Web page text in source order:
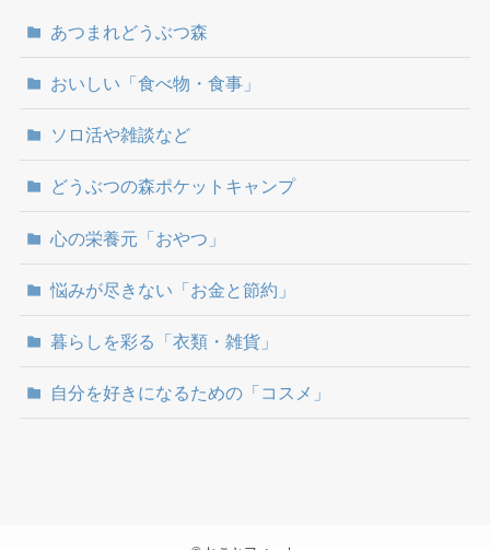
あつまれどうぶつ森
おいしい「食べ物・食事」
ソロ活や雑談など
どうぶつの森ポケットキャンプ
心の栄養元「おやつ」
悩みが尽きない「お金と節約」
暮らしを彩る「衣類・雑貨」
自分を好きになるための「コスメ」